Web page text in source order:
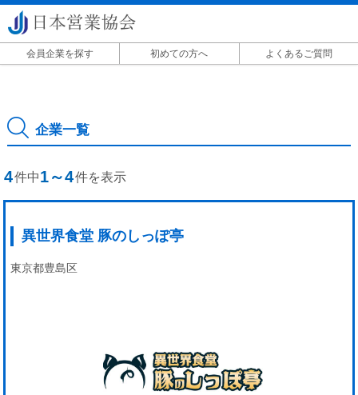
会員企業を探す 初めての方へ
よくあるご質問
企業一覧
4件中1～4件を表示
異世界食堂 豚のしっぽ亭
東京都豊島区